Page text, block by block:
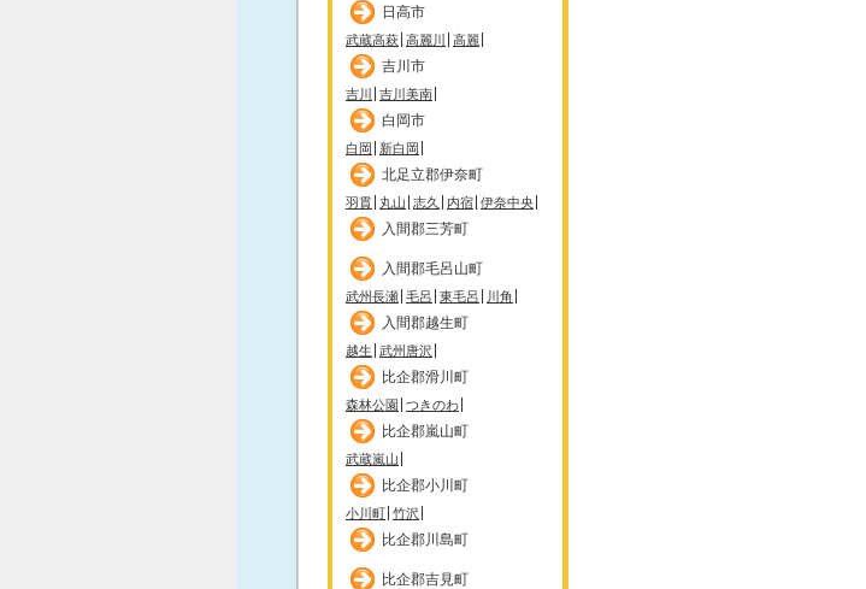
日高市
武蔵高萩 高麗川 高麗
吉川市
吉川 吉川美南
白岡市
白岡 新白岡
北足立郡伊奈町
羽貫 丸山 志久 内宿 伊奈中央
入間郡三芳町
入間郡毛呂山町
武州長瀬 毛呂 東毛呂 川角
入間郡越生町
越生 武州唐沢
比企郡滑川町
森林公園 つきのわ
比企郡嵐山町
武蔵嵐山
比企郡小川町
小川町 竹沢
比企郡川島町
比企郡吉見町